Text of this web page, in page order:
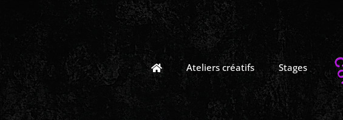
contenu
Ateliers créatifs Stages